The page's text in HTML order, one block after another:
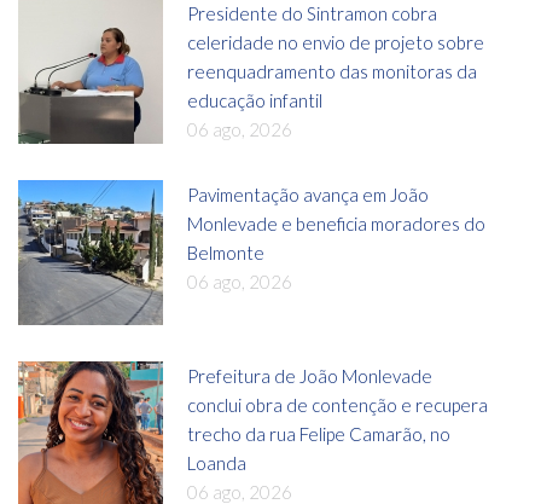
Presidente do Sintramon cobra
celeridade no envio de projeto sobre
reenquadramento das monitoras da
educação infantil
06 ago, 2026
Pavimentação avança em João
Monlevade e beneficia moradores do
Belmonte
06 ago, 2026
Prefeitura de João Monlevade
conclui obra de contenção e recupera
trecho da rua Felipe Camarão, no
Loanda
06 ago, 2026